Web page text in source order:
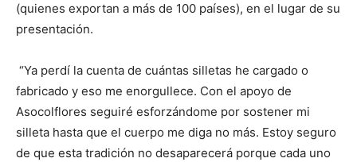
(quienes exportan a más de 100 países), en el lugar de su
presentación.
“Ya perdí la cuenta de cuántas silletas he cargado o
fabricado y eso me enorgullece. Con el apoyo de
Asocolflores seguiré esforzándome por sostener mi
silleta hasta que el cuerpo me diga no más. Estoy seguro
de que esta tradición no desaparecerá porque cada uno